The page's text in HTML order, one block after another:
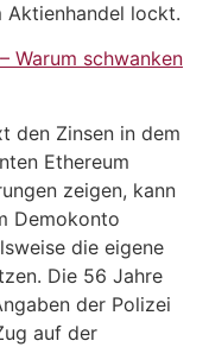
Aktienhandel lockt.
Warum schwanken
den Zinsen in dem
Ethereum
zeigen, kann
Demokonto
die eigene
Die 56 Jahre
der Polizei
auf der